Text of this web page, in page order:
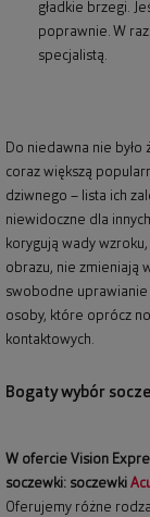
gładkie brzegi.
poprawnie. W
specjalistą.
Do niedawna nie było
coraz większą
dziwnego – lista ich
niewidoczne dla
korygują wady
obrazu, nie zmieniają
swobodne uprawianie
osoby, które oprócz
kontaktowych.
Bogaty wybór
W ofercie Vision
soczewki: soczewki
Oferujemy różne